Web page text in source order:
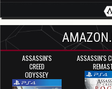
ASSASSIN'S
CREED
ODYSSEY
ASSASSIN'S